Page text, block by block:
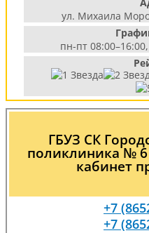
ул. Михаила
пн-пт
ГБУЗ СК
поликлиника № 6
кабинет
+7
+7